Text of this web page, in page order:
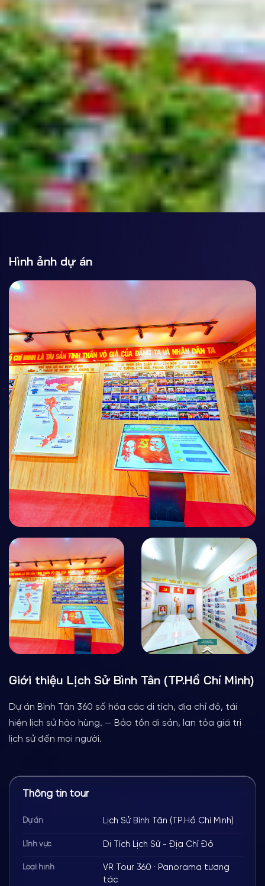
Lịch Sử Bình Tân (TP.Hồ Chí Minh)
DI TÍCH LỊCH SỬ - ĐỊA CHỈ ĐỎ
Lịch Sử Bình Tân (TP.Hồ
Chí Minh)
Dự án Bình Tân 360 số hóa các di tích, địa chỉ đỏ, tái
hiện lịch sử hào hùng. — Bảo tồn di sản, lan tỏa giá
trị lịch sử đến mọi người.
Xem tour VR ngay Chi tiết dự án
Hình ảnh dự án
Giới thiệu Lịch Sử Bình Tân (TP.Hồ Chí Minh)
Dự án Bình Tân 360 số hóa các di tích, địa chỉ đỏ, tái
hiện lịch sử hào hùng. — Bảo tồn di sản, lan tỏa giá trị
lịch sử đến mọi người.
Thông tin tour
Dự án Lịch Sử Bình Tân (TP.Hồ Chí Minh)
Lĩnh vực Di Tích Lịch Sử - Địa Chỉ Đỏ
Loại hình
VR Tour 360 · Panorama tương
tác